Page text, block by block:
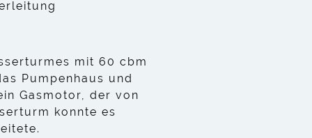
mit 60 cbm
Pumpenhaus und
Gasmotor, der von
konnte es